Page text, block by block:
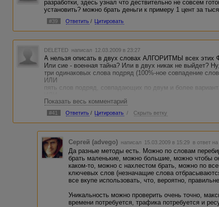
разработки, здесь узнал что дествительно не совсем
установить? можно брать деньги к примеру 1 цент за
#39 Ответить / Цитировать
DELETED написал 12.03.2009 в 23:27
А нельзя описать в двух словах АЛГОРИТМЫ всех этих
Или сие - военная тайна? Или в двух никак не выйдет?
три одинаковых слова подряд (100%-ное совпадение
ИЛИ
пять слов подряд, совпадающих по двум и более
четыре слова подряд с несовпадением любого одного
ИЛИ
пять слов подряд, допуская их произвольную
и т.д.
А вообще - несраведливо до ужаса, что честно
повтором того, что кто-то где-то когда-то уже писал.
мартышек, посаженных за рояли на сто лет, исполнят...
Получается - меньше рискует сотворить неуникальный
которого даже подсознательно какие-то устойчивые
писатель", который не читатаель... (ничего личного, это -
Кстати, цитировать что-либо, выходит, вообще
Показать весь комментарий
#41 Ответить / Цитировать / Скрыть ветку
Сергей (advego) написал 15.03.2009 в 15:29 в ответ
Да разные методы есть. Можно по словам
брать маленькие, можно большие, можно чтобы
каком-то, можно с нахлестом брать, можно по
ключевых слов (незначащие слова
все вкупе использовать, что, вероятно,
Уникальность можно проверить очень точно,
времени потребуется, трафика потребуется и